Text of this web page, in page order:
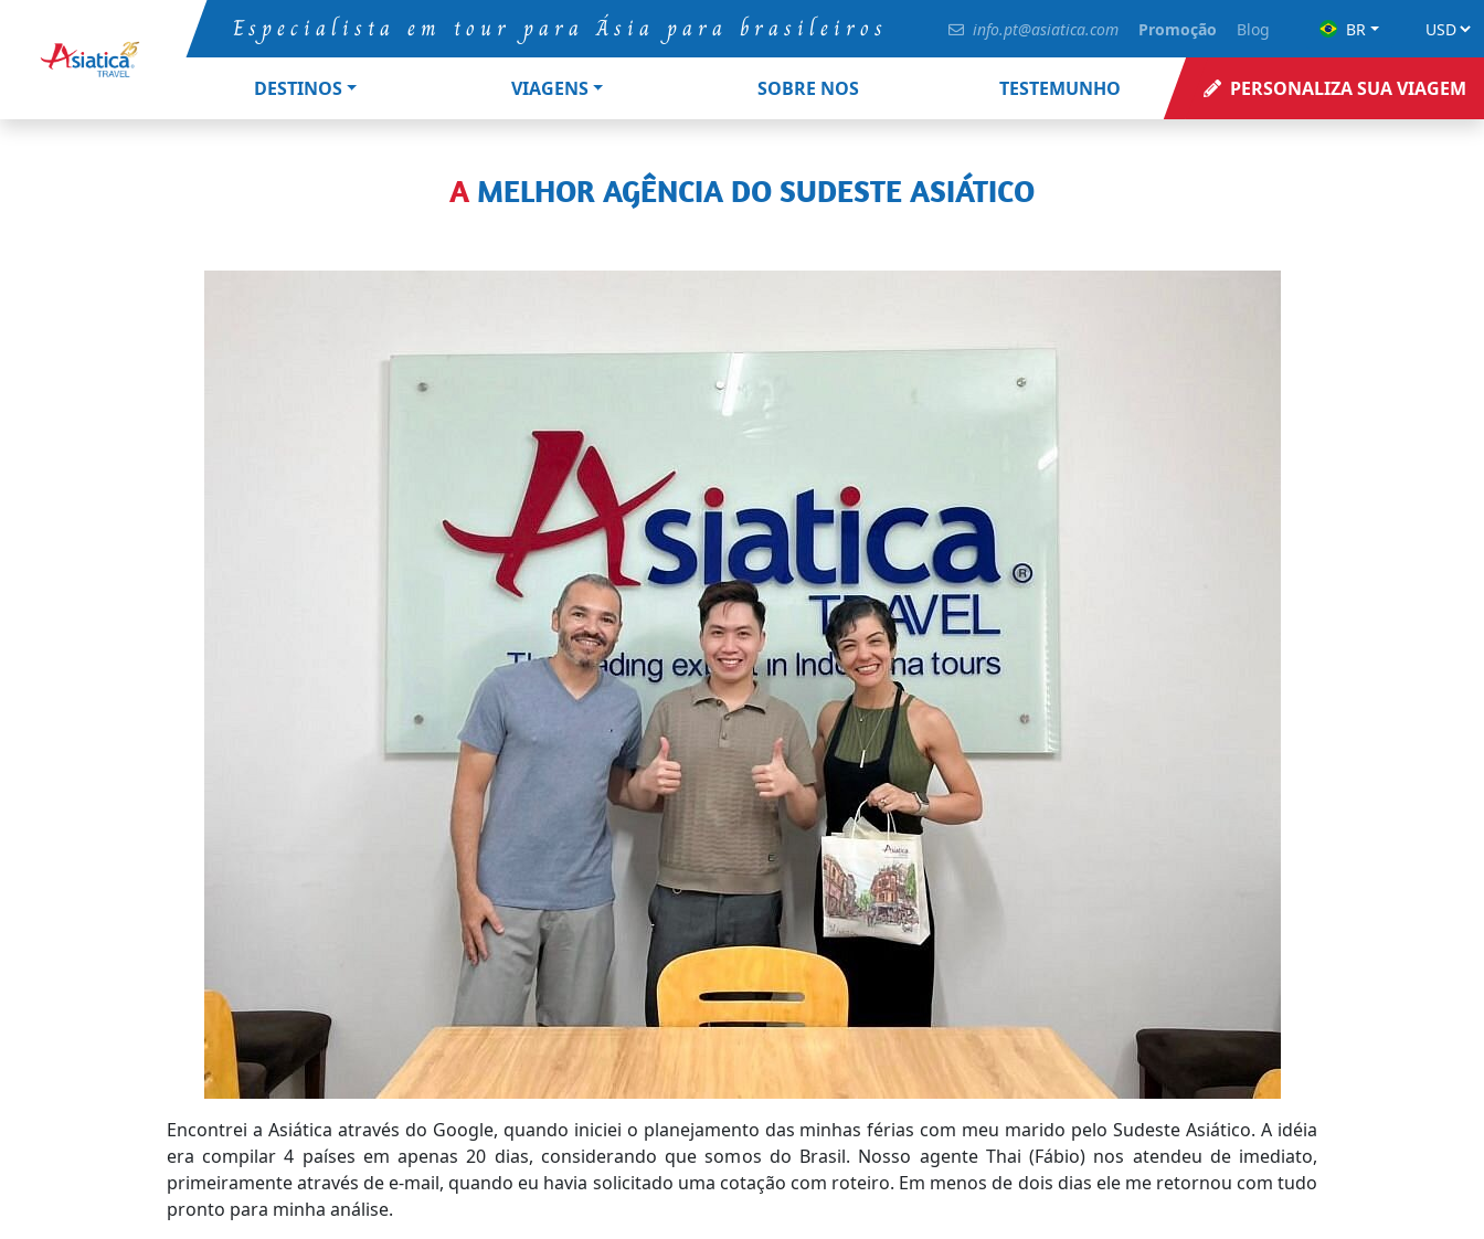
Especialista em tour para Ásia para brasileiros info.pt@asiatica.com Promoção Blog BR
DESTINOS VIAGENS SOBRE NOS TESTEMUNHO PERSONALIZA SUA VIAGEM
A MELHOR AGÊNCIA DO SUDESTE ASIÁTICO
Encontrei a Asiática através do Google, quando iniciei o planejamento das minhas férias com meu marido pelo Sudeste Asiático. A idéia
era compilar 4 países em apenas 20 dias, considerando que somos do Brasil. Nosso agente Thai (Fábio) nos atendeu de imediato,
primeiramente através de e-mail, quando eu havia solicitado uma cotação com roteiro. Em menos de dois dias ele me retornou com tudo
pronto para minha análise.